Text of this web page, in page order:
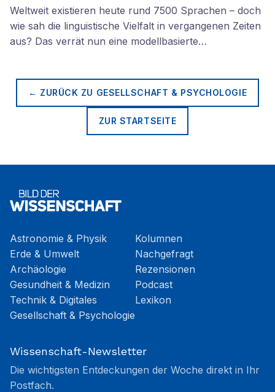
Weltweit existieren heute rund 7500 Sprachen – doch
wie sah die linguistische Vielfalt in vergangenen Zeiten
aus? Das verrät nun eine modellbasierte…
← ZURÜCK ZU GESELLSCHAFT & PSYCHOLOGIE
ZUR STARTSEITE
Astronomie & Physik
Erde & Umwelt
Archäologie
Gesundheit & Medizin
Technik & Digitales
Gesellschaft & Psychologie
Kolumnen
Nachgefragt
Rezensionen
Podcast
Lexikon
Wissenschaft-Newsletter
Die wichtigsten Entdeckungen der Woche direkt in Ihr
Postfach.